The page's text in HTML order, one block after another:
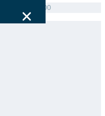
AL 100 L=500